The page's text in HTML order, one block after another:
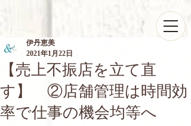
【売上不振店を立て直
す】 ②店舗管理は時間効
率で仕事の機会均等へ
伊丹恵美
2021年1月22日